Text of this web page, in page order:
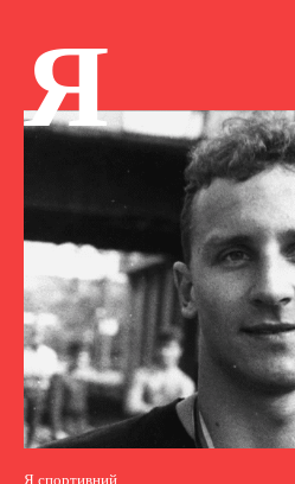
Я
Я спортивний